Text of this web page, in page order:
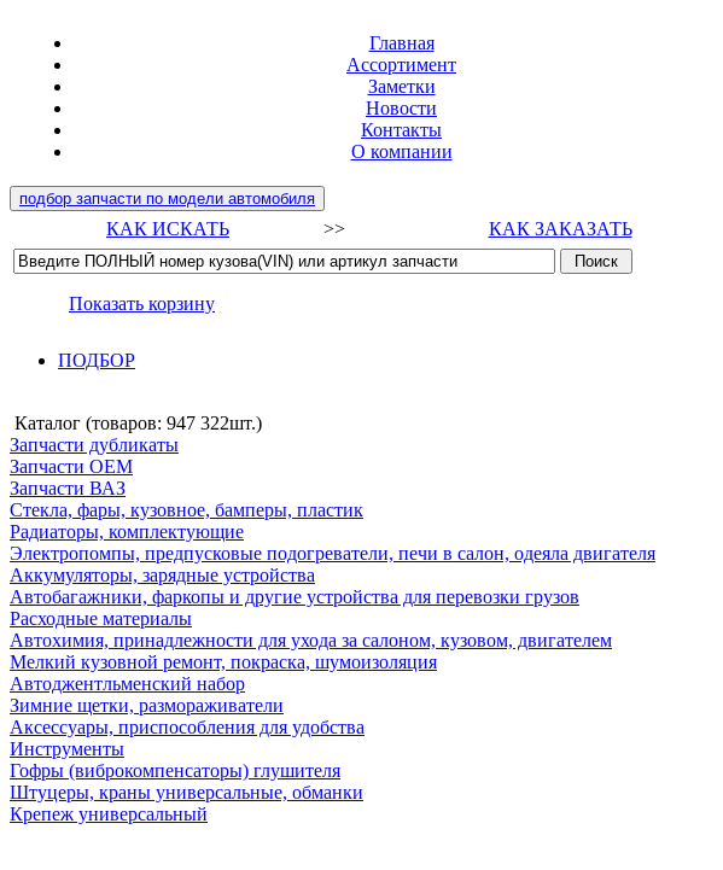
Главная
Ассортимент
Заметки
Новости
Контакты
О компании
подбор запчасти по модели автомобиля
КАК ИСКАТЬ >> КАК ЗАКАЗАТЬ
Показать корзину
ПОДБОР
Каталог (товаров: 947 322шт.)
Запчасти дубликаты
Запчасти ОЕМ
Запчасти ВАЗ
Стекла, фары, кузовное, бамперы, пластик
Радиаторы, комплектующие
Электропомпы, предпусковые подогреватели, печи в салон, одеяла двигателя
Аккумуляторы, зарядные устройства
Автобагажники, фаркопы и другие устройства для перевозки грузов
Расходные материалы
Автохимия, принадлежности для ухода за салоном, кузовом, двигателем
Мелкий кузовной ремонт, покраска, шумоизоляция
Автоджентльменский набор
Зимние щетки, размораживатели
Аксессуары, приспособления для удобства
Инструменты
Гофры (виброкомпенсаторы) глушителя
Штуцеры, краны универсальные, обманки
Крепеж универсальный